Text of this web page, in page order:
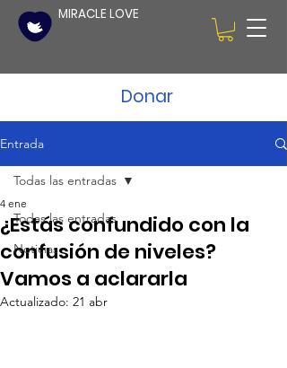
MIRACLE LOVE
Donar
Entrada
Todas las entradas
Noticias
Todas las entradas
¿Estás confundido con la
confusión de niveles?
Vamos a aclararla
4 ene
Actualizado: 21 abr